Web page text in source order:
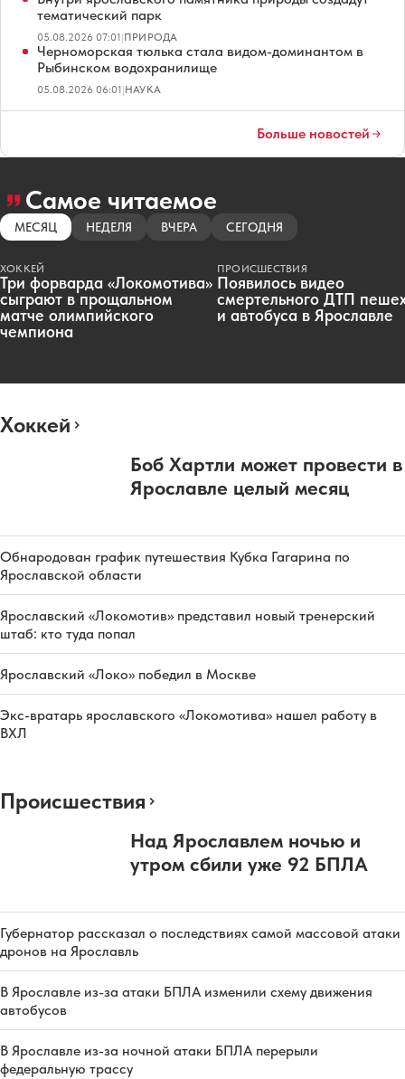
тематический парк
05.08.2026 07:01|ПРИРОДА
Черноморская тюлька стала видом-доминантом в
Рыбинском водохранилище
05.08.2026 06:01|НАУКА
Больше новостей
Самое читаемое
МЕСЯЦ НЕДЕЛЯ ВЧЕРА СЕГОДНЯ
ХОККЕЙ
Три форварда «Локомотива»
сыграют в прощальном
матче олимпийского
чемпиона
ПРОИСШЕСТВИЯ
Появилось видео
смертельного ДТП
и автобуса в Ярославле
Хоккей
Боб Хартли может провести в
Ярославле целый месяц
Обнародован график путешествия Кубка Гагарина по
Ярославской области
Ярославский «Локомотив» представил новый тренерский
штаб: кто туда попал
Ярославский «Локо» победил в Москве
Экс-вратарь ярославского «Локомотива» нашел работу в
ВХЛ
Происшествия
Над Ярославлем ночью и
утром сбили уже 92 БПЛА
Губернатор рассказал о последствиях самой массовой атаки
дронов на Ярославль
В Ярославле из-за атаки БПЛА изменили схему движения
автобусов
В Ярославле из-за ночной атаки БПЛА перерыли
федеральную трассу